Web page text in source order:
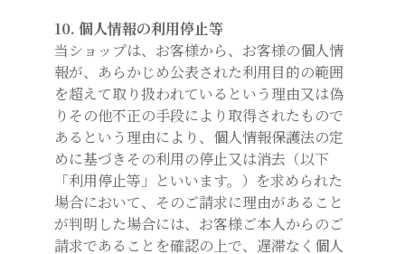
10. 個人情報の利用停止等
当ショップは、お客様から、お客様の個人情
報が、あらかじめ公表された利用目的の範囲
を超えて取り扱われているという理由又は偽
りその他不正の手段により取得されたもので
あるという理由により、個人情報保護法の定
めに基づきその利用の停止又は消去（以下
「利用停止等」といいます。）を求められた
場合において、そのご請求に理由があること
が判明した場合には、お客様ご本人からのご
請求であることを確認の上で、遅滞なく個人